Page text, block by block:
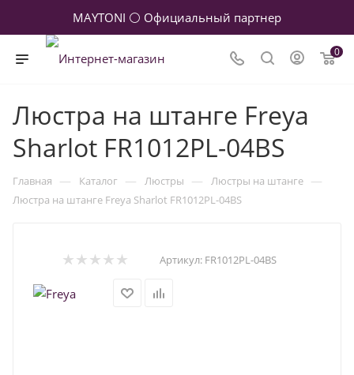
MAYTONI ⚪ Официальный партнер
0
Люстра на штанге Freya
Sharlot FR1012PL-04BS
Главная — Каталог — Люстры — Люстры на штанге —
Люстра на штанге Freya Sharlot FR1012PL-04BS
Артикул: FR1012PL-04BS